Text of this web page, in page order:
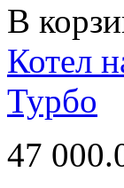
В
Котел
Турбо
47